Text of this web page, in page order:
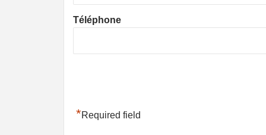
Téléphone
*Required field